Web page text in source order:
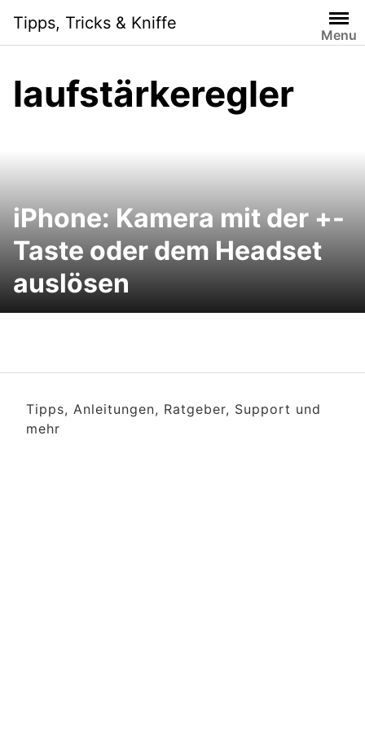
content
Tipps, Tricks & Kniffe
Menu
laufstärkeregler
iPhone: Kamera mit der +-
Taste oder dem Headset
auslösen
Tipps, Anleitungen, Ratgeber, Support und
mehr